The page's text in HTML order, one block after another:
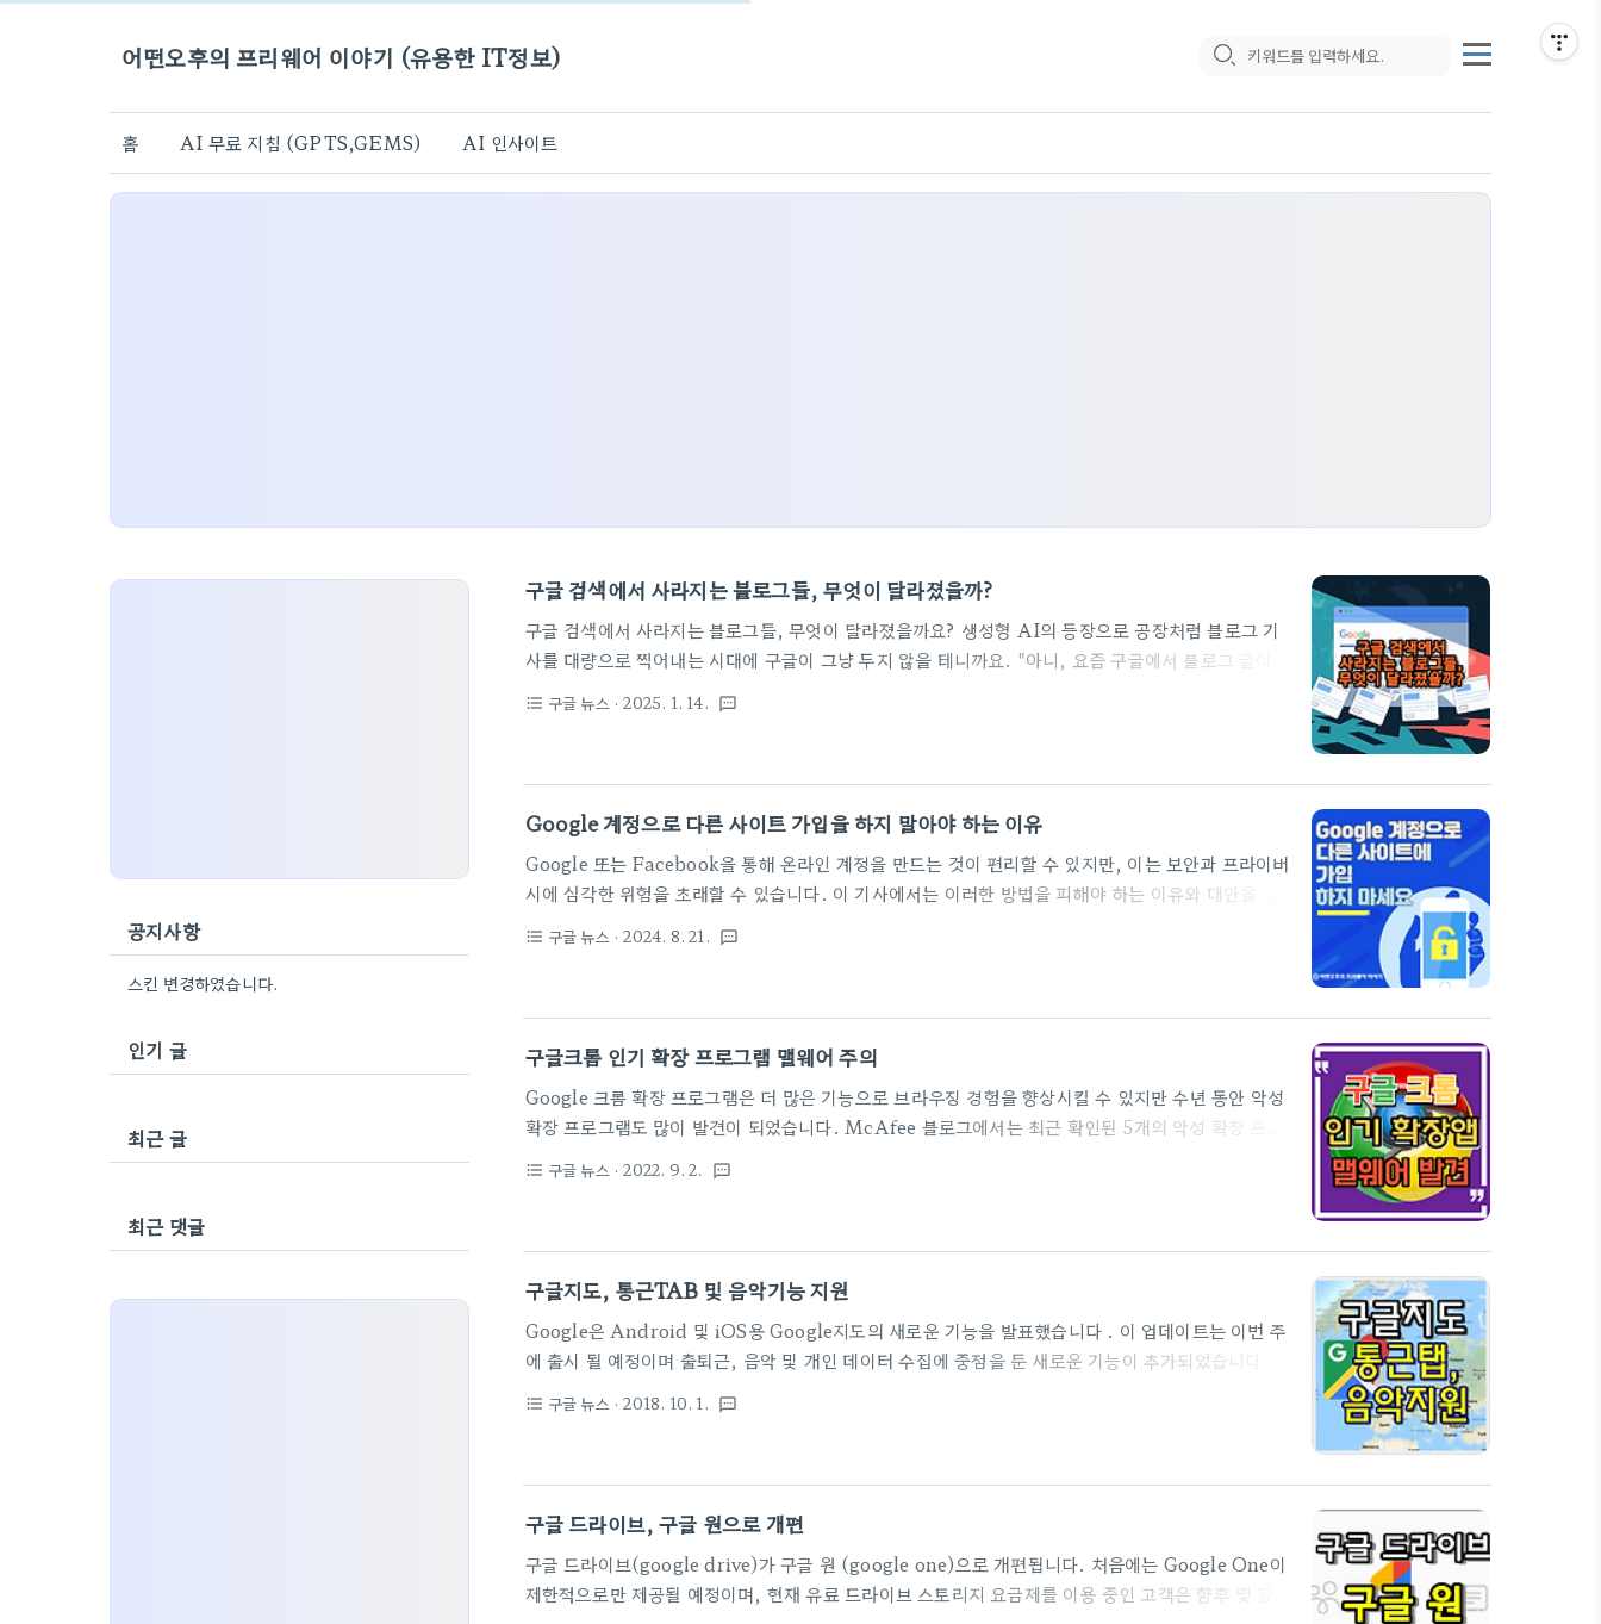
어떤오후의 프리웨어 이야기 (유용한 IT정보)
홈 AI 무료 지침 (GPTS,GEMS) AI 인사이트
구글 검색에서 사라지는 블로그들, 무엇이 달라졌을까?
구글 검색에서 사라지는 블로그들, 무엇이 달라졌을까요? 생성형 AI의 등장으로 공장처럼 블로그 기
사를 대량으로 찍어내는 시대에 구글이 그냥 두지 않을 테니까요. "아니, 요즘 구글에서 블로그 글이
저도 블로그를 운영하면서 최근 변화를 피부로 느끼고 있는데요. 예전에는 검색하면 쉽게 보이던 블로
(소위, 강의 팔이라 불리는) 1월만 되면 "돈 되는 키워드"라면서 "신년운세"를 추천하는 강의들이 쏟
아지잖아요? 마치 비밀스러운 정보라도 되는 것처럼 말이죠. 그런데 실제로 구글에서 "신년운세"를 검
색해 보면... ..
format_list_bulleted 구글 뉴스 · 2025. 1. 14. textsms
Google 계정으로 다른 사이트 가입을 하지 말아야 하는 이유
Google 또는 Facebook을 통해 온라인 계정을 만드는 것이 편리할 수 있지만, 이는 보안과 프라이버
시에 심각한 위험을 초래할 수 있습니다. 이 기사에서는 이러한 방법을 피해야 하는 이유와 대안을 제
있는 옵션을 자주 보게 됩니다. 처음에는 이러한 기능이 시간을 절약하고 사용이 편리하게 느껴질 수
시 측면에서 이 방법이 가지는 문제점을 이해하는 것이 중요합니다. SSO란 무엇인가?SSO(싱글 사인
온)는 한 번의 로그인으로 여러 서비스에 접근할 수 있게 해주는 기술입니다. 이 기술을 사용하면 ..
format_list_bulleted 구글 뉴스 · 2024. 8. 21. textsms
구글크롬 인기 확장 프로그램 맬웨어 주의
Google 크롬 확장 프로그램은 더 많은 기능으로 브라우징 경험을 향상시킬 수 있지만 수년 동안 악성
확장 프로그램도 많이 발견이 되었습니다. McAfee 블로그에서는 최근 확인된 5개의 악성 확장 프로
의 악성 브라우저 확장 프로그램에 대해 자세히 설명하는 보고서를 발표했습니다. 이들 확정 프로그램
그램은 브라우저의 페이지 변경 사항을 수신 대기하고 사용자가 새 페이지로 이동할 때마다 확장 프로
그램은 페이지 URL을 원격 서버로 전송하여 제휴 수익 코드를 삽입할 수 있는지 확인합니다. 많은 ..
format_list_bulleted 구글 뉴스 · 2022. 9. 2. textsms
구글지도, 통근TAB 및 음악기능 지원
Google은 Android 및 iOS용 Google지도의 새로운 기능을 발표했습니다 . 이 업데이트는 이번 주
에 출시 될 예정이며 출퇴근, 음악 및 개인 데이터 수집에 중점을 둔 새로운 기능이 추가되었습니다. 구
Google은 이러한 기능 중 일부를 새로운 '통근'탭으로 재 포장하고 있습니다. 집 주소와 회사 주소를
제 시간이 얼마나 걸리는지, 그리고 다른 경로가 있는지 알려줍니다. 이것은 Waze의 ETA 화면과 거
의 비슷하게 작동하며 30분 또는 1시간 후에 더 빨라지거나 느려지는지 알려줍니다. 버스나 기차를 타
고 출근..
format_list_bulleted 구글 뉴스 · 2018. 10. 1. textsms
구글 드라이브, 구글 원으로 개편
구글 드라이브(google drive)가 구글 원 (google one)으로 개편됩니다. 처음에는 Google One이
제한적으로만 제공될 예정이며, 현재 유료 드라이브 스토리지 요금제를 이용 중인 고객은 향후 몇 달
공지사항
스킨 변경하였습니다.
인기 글
최근 글
최근 댓글